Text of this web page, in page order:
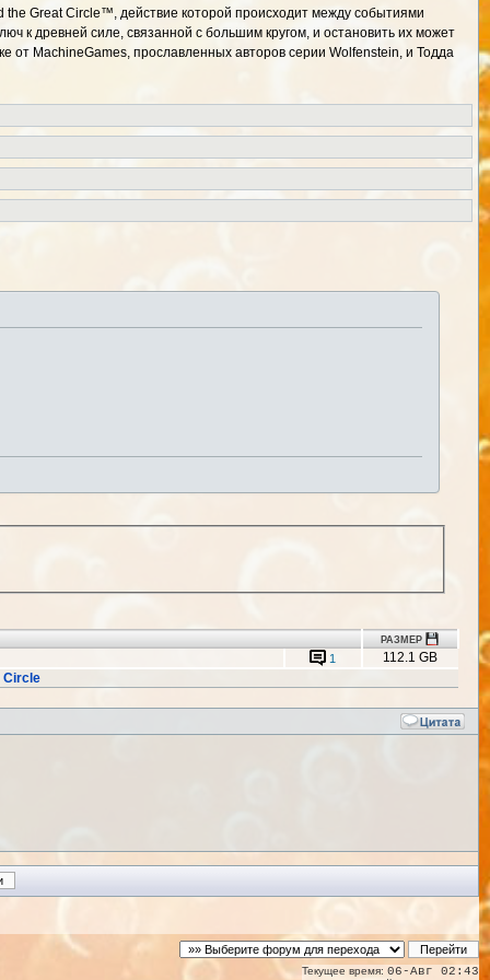
the Great Circle™, действие которой происходит между событиями
к древней силе, связанной с большим кругом, и остановить их может
от MachineGames, прославленных авторов серии Wolfenstein, и Тодда
РАЗМЕР
1
112.1 GB
Circle
Текущее время: 06-Авг 02:43